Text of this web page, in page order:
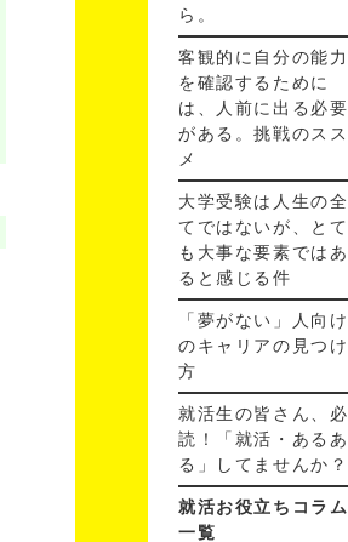
ら。
客観的に自分の能力
を確認するために
は、人前に出る必要
がある。挑戦のスス
メ
大学受験は人生の全
てではないが、とて
も大事な要素ではあ
ると感じる件
「夢がない」人向け
のキャリアの見つけ
方
就活生の皆さん、必
読！「就活・あるあ
る」してませんか？
就活お役立ちコラム
一覧